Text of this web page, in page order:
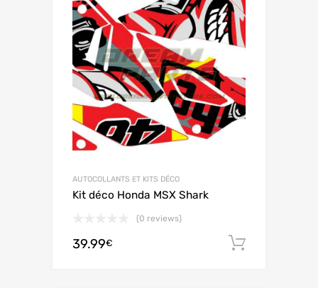
AUTOCOLLANTS ET KITS DÉCO
Kit déco Honda MSX Shark
(0 reviews)
39.99€